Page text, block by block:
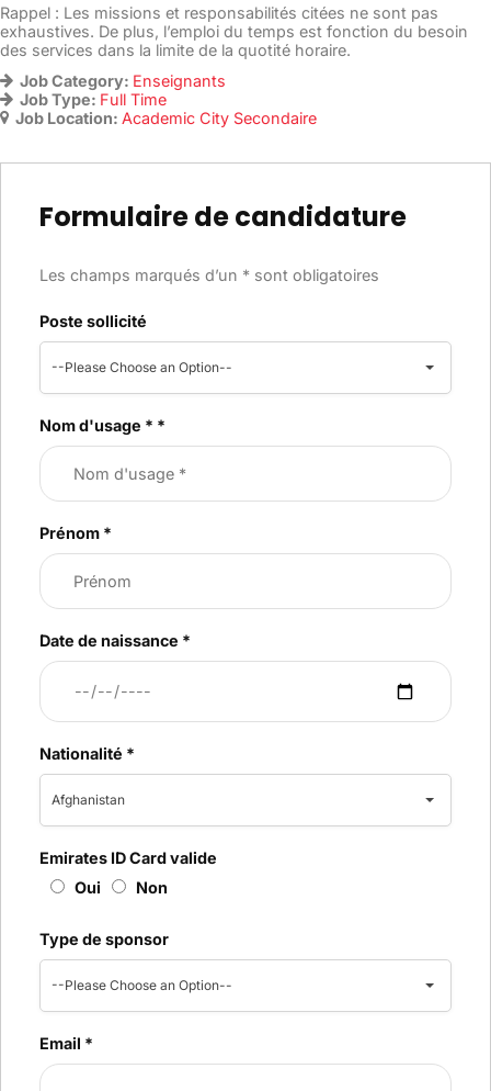
Rappel : Les missions et responsabilités citées ne sont pas
exhaustives. De plus, l’emploi du temps est fonction du besoin
des services dans la limite de la quotité horaire.
Job Category: Enseignants
Job Type: Full Time
Job Location: Academic City Secondaire
Formulaire de candidature
Les champs marqués d’un * sont obligatoires
Poste sollicité
--Please Choose an Option--
Nom d'usage * *
Prénom *
Date de naissance *
Nationalité *
Afghanistan
Emirates ID Card valide
Oui
Non
Type de sponsor
--Please Choose an Option--
Email *